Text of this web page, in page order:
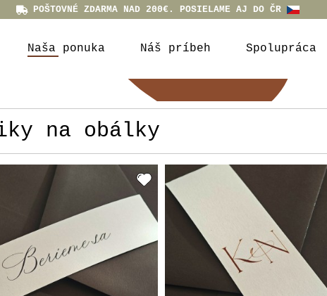
POŠTOVNÉ ZDARMA NAD 200€. POSIELAME AJ DO ČR
Naša ponuka Náš príbeh Spolupráca
na obálky